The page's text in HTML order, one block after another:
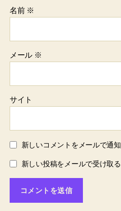
名前 ※
メール ※
サイト
新しいコメントをメールで通知
新しい投稿をメールで受け取る